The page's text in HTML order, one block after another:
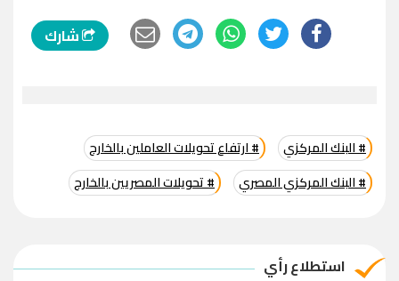
شارك
# البنك المركزي
# ارتفاع تحويلات العاملين بالخارج
# البنك المركزي المصري
# تحويلات المصريين بالخارج
استطلاع رأي